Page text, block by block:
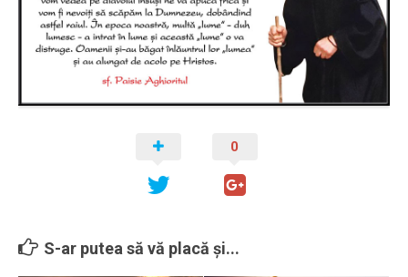
0
S-ar putea să vă placă și...